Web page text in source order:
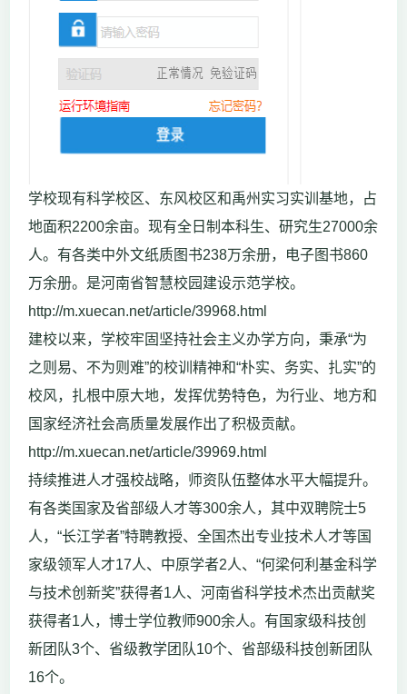
学校现有科学校区、东风校区和禹州实习实训基地，占
地面积2200余亩。现有全日制本科生、研究生27000余
人。有各类中外文纸质图书238万余册，电子图书860
万余册。是河南省智慧校园建设示范学校。
http://m.xuecan.net/article/39968.html
建校以来，学校牢固坚持社会主义办学方向，秉承“为
之则易、不为则难”的校训精神和“朴实、务实、扎实”的
校风，扎根中原大地，发挥优势特色，为行业、地方和
国家经济社会高质量发展作出了积极贡献。
http://m.xuecan.net/article/39969.html
持续推进人才强校战略，师资队伍整体水平大幅提升。
有各类国家及省部级人才等300余人，其中双聘院士5
人，“长江学者”特聘教授、全国杰出专业技术人才等国
家级领军人才17人、中原学者2人、“何梁何利基金科学
与技术创新奖”获得者1人、河南省科学技术杰出贡献奖
获得者1人，博士学位教师900余人。有国家级科技创
新团队3个、省级教学团队10个、省部级科技创新团队
16个。